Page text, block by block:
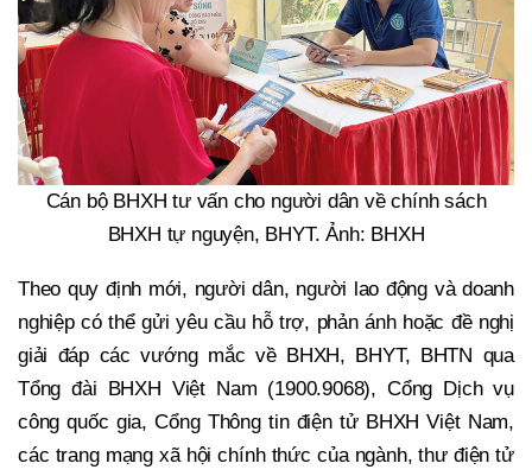
Cán bộ BHXH tư vấn cho người dân về chính sách
BHXH tự nguyện, BHYT. Ảnh: BHXH
Theo quy định mới, người dân, người lao động và doanh
nghiệp có thể gửi yêu cầu hỗ trợ, phản ánh hoặc đề nghị
giải đáp các vướng mắc về BHXH, BHYT, BHTN qua
Tổng đài BHXH Việt Nam (1900.9068), Cổng Dịch vụ
công quốc gia, Cổng Thông tin điện tử BHXH Việt Nam,
các trang mạng xã hội chính thức của ngành, thư điện tử